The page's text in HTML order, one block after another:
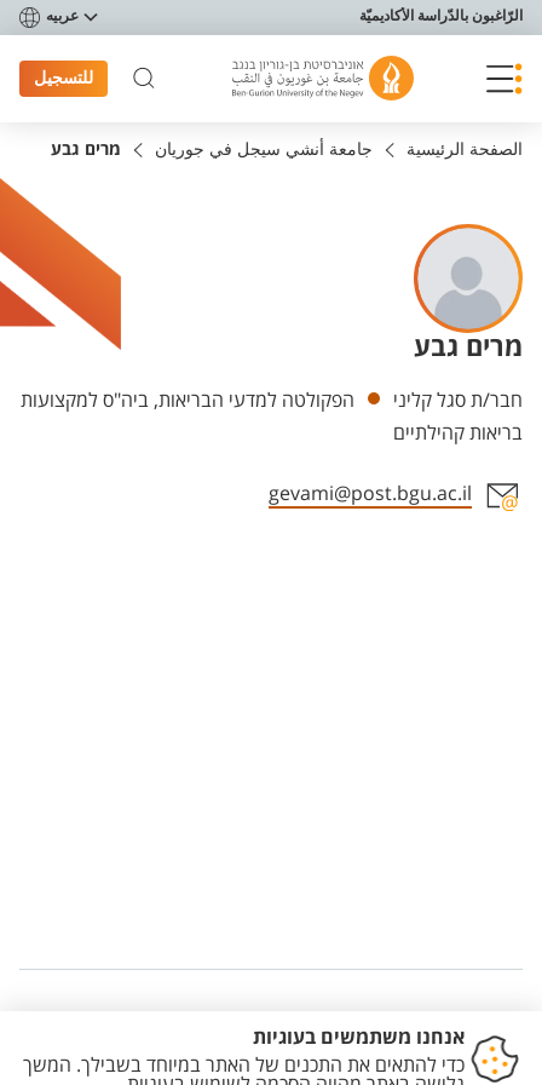
תפריט נגישות
الرّاغبون بالدّراسة الأكاديميّة عربيه
للتسجيل
الصفحة الرئيسية جامعة أنشي سيجل في جوريان מרים גבע
מרים גבע
Departments
חבר/ת סגל קליני
הפקולטה למדעי הבריאות, ביה"ס למקצועות
בריאות קהילתיים
gevami@post.bgu.ac.il